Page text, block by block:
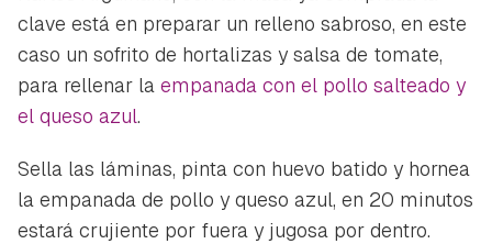
iniciar sesión con tu cuenta de Hogarmanía.
clave está en preparar un relleno sabroso, en este
caso un sofrito de hortalizas y salsa de tomate,
para rellenar la empanada con el pollo salteado y
el queso azul.
Sella las láminas, pinta con huevo batido y hornea
la empanada de pollo y queso azul, en 20 minutos
estará crujiente por fuera y jugosa por dentro.
ACEPTAR